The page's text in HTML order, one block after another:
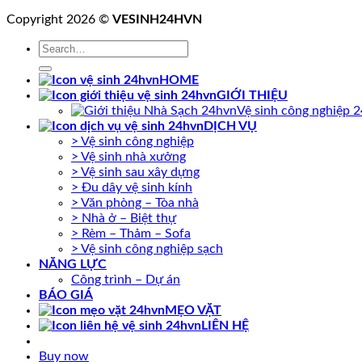
Copyright 2026 © VESINH24HVN
HOME
GIỚI THIỆU
Vệ sinh công nghiệp
DỊCH VỤ
> Vệ sinh công nghiệp
> Vệ sinh nhà xưởng
> Vệ sinh sau xây dựng
> Đu dây vệ sinh kính
> Văn phòng – Tòa nhà
> Nhà ở – Biệt thự
> Rèm – Thảm – Sofa
> Vệ sinh công nghiệp sạch
NĂNG LỰC
Công trình – Dự án
BÁO GIÁ
MẸO VẶT
LIÊN HỆ
Buy now